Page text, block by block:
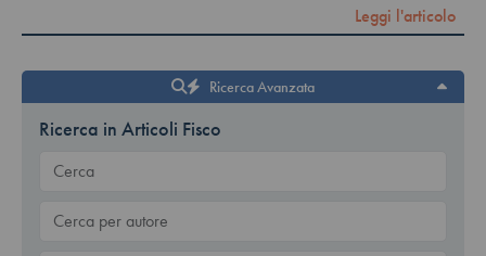
Leggi l'articolo
Ricerca Avanzata
Ricerca in Articoli Fisco